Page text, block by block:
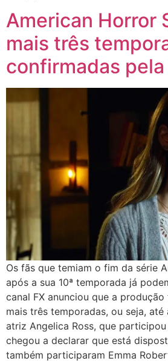
American Horror
mais três
confirmadas pela
Os fãs que temiam o fim da série
após a sua 10ª temporada já
canal FX anunciou que a
mais três temporadas, ou seja, até
atriz Angelica Ross, que
chegou a declarar que está
também participaram Emma